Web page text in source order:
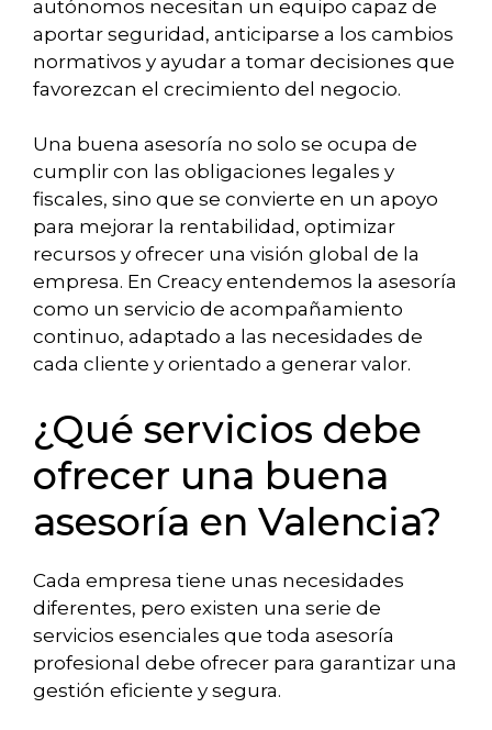
autónomos necesitan un equipo capaz de
aportar seguridad, anticiparse a los cambios
normativos y ayudar a tomar decisiones que
favorezcan el crecimiento del negocio.
Una buena asesoría no solo se ocupa de
cumplir con las obligaciones legales y
fiscales, sino que se convierte en un apoyo
para mejorar la rentabilidad, optimizar
recursos y ofrecer una visión global de la
empresa. En Creacy entendemos la asesoría
como un servicio de acompañamiento
continuo, adaptado a las necesidades de
cada cliente y orientado a generar valor.
¿Qué servicios debe
ofrecer una buena
asesoría en Valencia?
Cada empresa tiene unas necesidades
diferentes, pero existen una serie de
servicios esenciales que toda asesoría
profesional debe ofrecer para garantizar una
gestión eficiente y segura.